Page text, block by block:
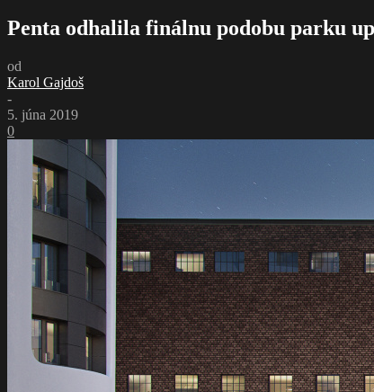
Penta odhalila finálnu podobu parku
od
Karol Gajdoš
-
5. júna 2019
0